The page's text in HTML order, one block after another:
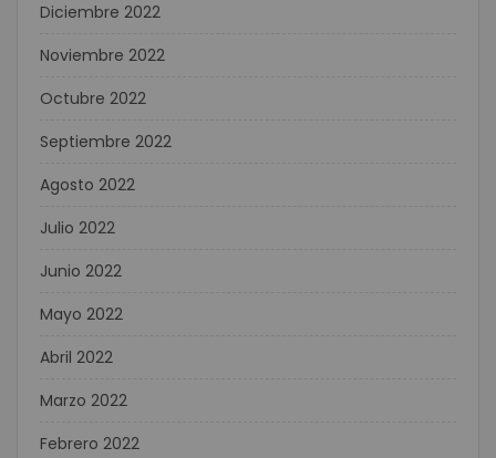
Diciembre 2022
Noviembre 2022
Octubre 2022
Septiembre 2022
Agosto 2022
Julio 2022
Junio 2022
Mayo 2022
Abril 2022
Marzo 2022
Febrero 2022